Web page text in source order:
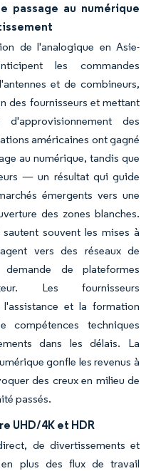
passage au numérique
de l'analogique en Asie-
les commandes
et de combineurs,
des fournisseurs et mettant
des
américaines ont gagné
au numérique, tandis que
— un résultat qui guide
émergents vers une
des zones blanches.
souvent les mises à
vers des réseaux de
de plateformes
Les fournisseurs
et la formation
compétences techniques
dans les délais. La
gonfle les revenus à
des creux en milieu de
passés.
UHD/4K et HDR
de divertissements et
plus des flux de travail